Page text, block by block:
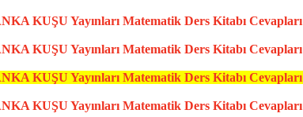
KUŞU Yayınları Matematik Ders Kitabı Cevapları
KUŞU Yayınları Matematik Ders Kitabı Cevapları
KUŞU Yayınları Matematik Ders Kitabı Cevapları
KUŞU Yayınları Matematik Ders Kitabı Cevapları